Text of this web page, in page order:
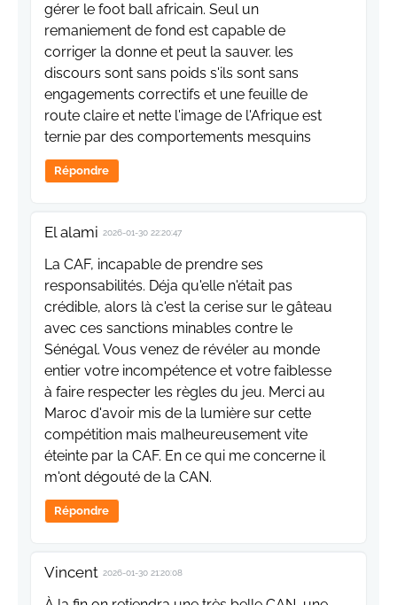
gérer le foot ball africain. Seul un
remaniement de fond est capable de
corriger la donne et peut la sauver. les
discours sont sans poids s'ils sont sans
engagements correctifs et une feuille de
route claire et nette l'image de l'Afrique est
ternie par des comportements mesquins
Répondre
El alami 2026-01-30 22:20:47
La CAF, incapable de prendre ses
responsabilités. Déja qu'elle n'était pas
crédible, alors là c'est la cerise sur le gâteau
avec ces sanctions minables contre le
Sénégal. Vous venez de révéler au monde
entier votre incompétence et votre faiblesse
à faire respecter les règles du jeu. Merci au
Maroc d'avoir mis de la lumière sur cette
compétition mais malheureusement vite
éteinte par la CAF. En ce qui me concerne il
m'ont dégouté de la CAN.
Répondre
Vincent 2026-01-30 21:20:08